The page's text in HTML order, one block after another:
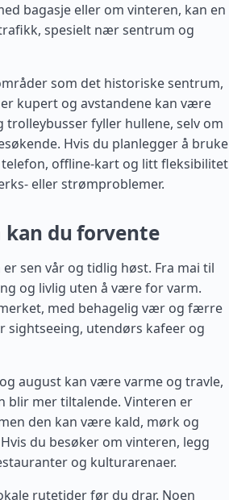
bagasje eller om vinteren, kan en
spesielt nær sentrum og
som det historiske sentrum,
kupert og avstandene kan være
fyller hullene, selv om
Hvis du planlegger å bruke
offline-kart og litt fleksibilitet
eller strømproblemer.
kan du forvente
sen vår og tidlig høst. Fra mai til
og livlig uten å være for varm.
med behagelig vær og færre
sightseeing, utendørs kafeer og
august kan være varme og travle,
blir mer tiltalende. Vinteren er
den kan være kald, mørk og
du besøker om vinteren, legg
og kulturarenaer.
rutetider før du drar. Noen